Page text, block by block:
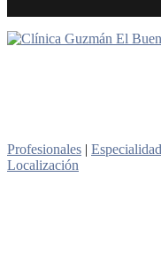
Profesionales |
Localización